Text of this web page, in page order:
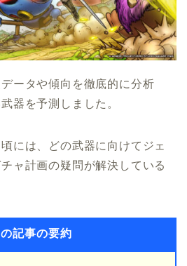
ータや傾向を徹底的に分析
器を予測しました。
には、どの武器に向けてジェ
ャ計画の疑問が解決している
記事の要約